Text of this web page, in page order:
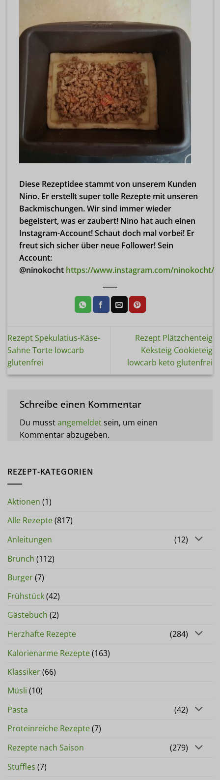
Diese Rezeptidee stammt von unserem Kunden
Nino. Er erstellt super tolle Rezepte mit unseren
Backmischungen. Wir sind immer wieder
begeistert, was er zaubert! Nino hat auch einen
Instagram-Account! Schaut doch mal vorbei! Er
freut sich sicher über neue Follower! Sein
Account:
@ninokocht https://www.instagram.com/ninokocht/
Rezept Spekulatius-Käse-
Sahne Torte lowcarb
glutenfrei
Rezept Plätzchenteig
Keksteig Cookieteig
lowcarb keto glutenfrei
Schreibe einen Kommentar
Du musstangemeldetsein, um einen
Kommentar abzugeben.
REZEPT-KATEGORIEN
Aktionen (1)
Alle Rezepte(817)
Anleitungen
(12)
Brunch (112)
Burger(7)
Frühstück(42)
Gästebuch (2)
Herzhafte Rezepte
(284)
Kalorienarme Rezepte(163)
Klassiker(66)
Müsli (10)
Pasta
(42)
Proteinreiche Rezepte(7)
Rezepte nach Saison
(279)
Stuffles (7)